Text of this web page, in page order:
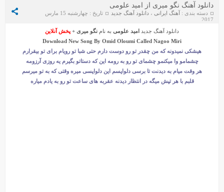
دانلود آهنگ نگو میری از امید علومی
دسته بندی : آهنگ ایرانی ، دانلود آهنگ جدید
تاریخ : چهارشنبه 15 مارس
2017
دانلود آهنگ جدید
امید علومی به نام نگو میری + پخش آنلاین
Download New Song By Omid Oloumi Called Nagoo Miri
هیشکی نمیدونه که من چقدر تو رو دوست دارم حتی شبا تو رویام برای تو بیقرارم
چشمامو وا میکنمو چشمای تو رو به رومه این که دستاتو بگیرم یه روزی آرزومه
هر وقت میام به دیدنت تا برسی دلواپسم این دلواپسی میره وقتی که به تو میرسم
قلبم با هر تپش میگه در انتظار دیدنه عقربه های ساعت تو رو به یادم میاره